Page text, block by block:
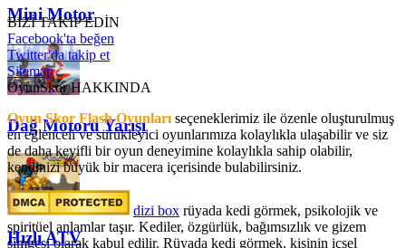
Mini Motor
Dağ Motoru Yarışı
Hızlı ATV
BİZİ TAKİP EDİN
Facebook'ta beğen
Twitter'da takip et
Sitemap
OyunSkor HAKKINDA
Oyun Skor Flash Oyunları seçeneklerimiz ile özenle oluşturulmuş
en eğlenceli ve sürükleyici oyunlarımıza kolaylıkla ulaşabilir ve siz
de daha keyifli bir oyun deneyimine kolaylıkla sahip olabilir,
kendinizi büyük bir macera içerisinde bulabilirsiniz.
dizi box rüyada kedi görmek​, psikolojik ve
spiritüel anlamlar taşır. Kediler, özgürlük, bağımsızlık ve gizem
simgesi olarak kabul edilir. Rüyada kedi görmek, kişinin içsel